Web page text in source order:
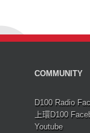
COMMUNITY
D100 Radio
上環D100
Youtube